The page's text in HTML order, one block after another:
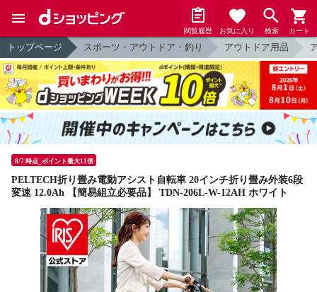
閲覧履歴 お気に入り 検索 カート
トップページ スポーツ・アウトドア・釣り アウトドア用品
8/7 時点_ポイント最大11倍
PELTECH折り畳み電動アシスト自転車 20インチ折り畳み外装6段
変速 12.0Ah 【簡易組立必要品】 TDN-206L-W-12AH ホワイト